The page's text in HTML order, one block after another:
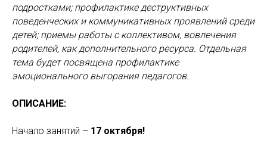
подростками; профилактике деструктивных
поведенческих и коммуникативных проявлений среди
детей; приемы работы с коллективом, вовлечения
родителей, как дополнительного ресурса. Отдельная
тема будет посвящена профилактике
эмоционального выгорания педагогов.
ОПИСАНИЕ:
Начало занятий – 17 октября!